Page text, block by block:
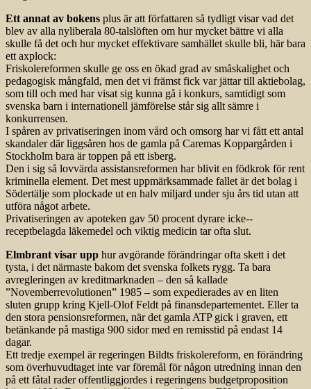
Ett annat av bokens plus är att författaren så tydligt visar vad det
blev av alla nyliberala 80-talslöften om hur mycket bättre vi alla
skulle få det och hur mycket effektivare samhället skulle bli, här bara
ett axplock:
Friskolereformen skulle ge oss en ökad grad av småskalighet och
pedagogisk mångfald, men det vi främst fick var jättar till aktiebolag,
som till och med har visat sig kunna gå i konkurs, samtidigt som
svenska barn i internationell jämförelse står sig allt sämre i
konkurrensen.
I spåren av privatiseringen inom vård och omsorg har vi fått ett antal
skandaler där liggsåren hos de gamla på Caremas Koppargården i
Stockholm bara är toppen på ett isberg.
Den i sig så lovvärda assistansreformen har blivit en födkrok för rent
kriminella element. Det mest uppmärksammade fallet är det bolag i
Södertälje som plockade ut en halv miljard under sju års tid utan att
utföra något arbete.
Privatiseringen av apoteken gav 50 procent dyrare icke-­
receptbelagda läkemedel och viktig medicin tar ofta slut.
Elmbrant visar upp hur avgörande förändringar ofta skett i det
tysta, i det närmaste bakom det svenska folkets rygg. Ta bara
avregleringen av kreditmarknaden – den så kallade
”Novemberrevolutionen” 1985 – som expedierades av en liten
sluten grupp kring Kjell-Olof Feldt på finansdepartementet. Eller ta
den stora pensionsreformen, när det gamla ATP gick i graven, ett
betänkande på mastiga 900 sidor med en remisstid på endast 14
dagar.
Ett tredje exempel är regeringen Bildts friskolereform, en förändring
som överhuvudtaget inte var föremål för någon utredning innan den
på ett fåtal rader offentliggjordes i rege­ringens budgetproposition